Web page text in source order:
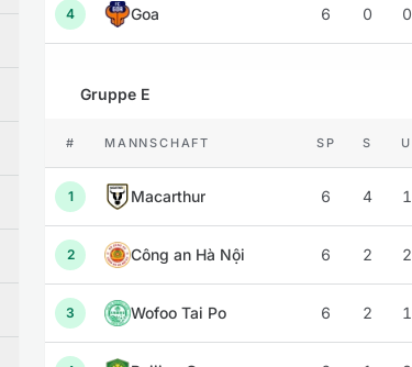
4 Goa 6 0 0
Gruppe E
# MANNSCHAFT SP S U
1 Macarthur 6 4 1
2 Công an Hà Nội 6 2 2
3 Wofoo Tai Po 6 2 1